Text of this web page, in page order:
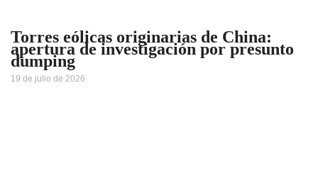
Torres eólicas originarias de China:
apertura de investigación por presunto
dumping
19 de julio de 2026